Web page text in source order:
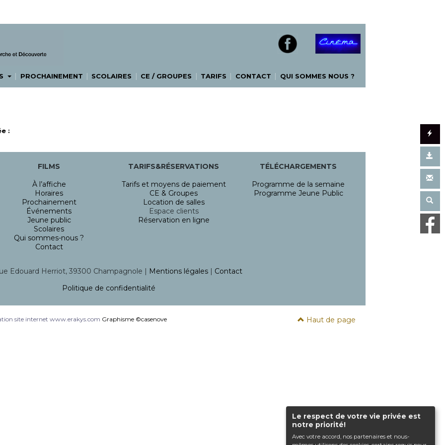
Le respect de votre vie privée est
notre priorité!
Avec votre accord, nos partenaires et nous-
| PROCHAINEMENT | SCOLAIRES | CE / GROUPES | TARIFS | CONTACT | QUI SOMMES NOUS ?
:
FILMS
À l’affiche
Horaires
Prochainement
Événements
Jeune public
Scolaires
Qui sommes-nous ?
Contact
TARIFS&RÉSERVATIONS
Tarifs et moyens de paiement
CE & Groupes
Location de salles
Espace clients
Réservation en ligne
TÉLÉCHARGEMENTS
Programme de la semaine
Programme Jeune Public
Edouard Herriot, 39300 Champagnole | Mentions légales| Contact
Politique de confidentialité
Haut de page
site internet www.erakys.com Graphisme ©casenove